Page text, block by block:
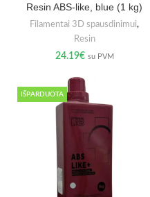
Resin ABS-like, blue (1 kg)
Filamentai 3D spausdinimui,
Resin
24.19€ su PVM
IŠPARDUOTA